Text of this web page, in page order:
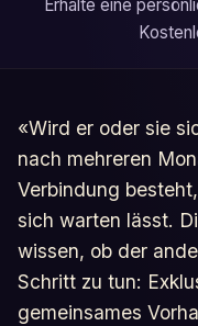
Erhalte eine
«Wird er oder sie
nach mehreren
Verbindung
sich warten lässt.
wissen, ob der
Schritt zu tun:
gemeinsames